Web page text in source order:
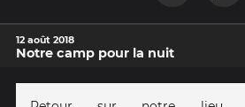
12 août 2018
Notre camp pour la nuit